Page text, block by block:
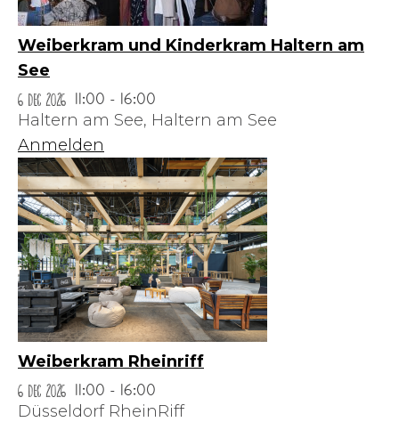
Weiberkram und Kinderkram Haltern am
See
6 Dec 2026
11:00 - 16:00
Haltern am See, Haltern am See
Anmelden
Weiberkram Rheinriff
6 Dec 2026
11:00 - 16:00
Düsseldorf RheinRiff